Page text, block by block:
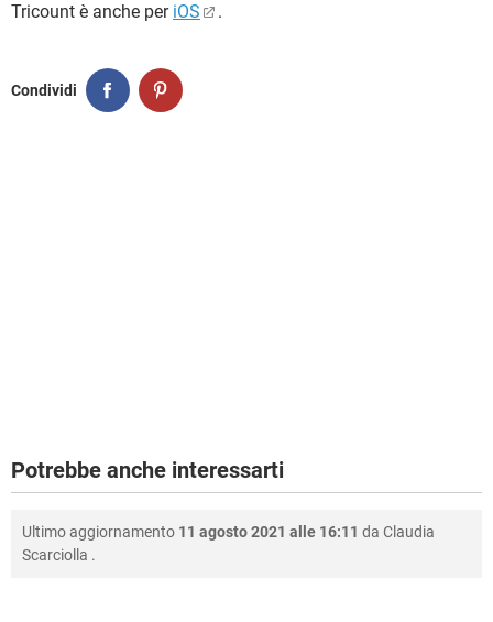
Tricount è anche per iOS .
Condividi
Potrebbe anche interessarti
Ultimo aggiornamento 11 agosto 2021 alle 16:11 da Claudia
Scarciolla .